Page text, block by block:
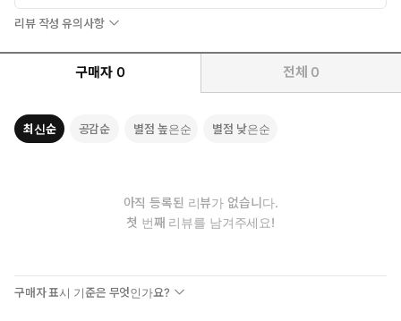
리뷰 작성 유의사항
구매자 0 전체 0
최신순 공감순 별점 높은순 별점 낮은순
아직 등록된 리뷰가 없습니다.
첫 번째 리뷰를 남겨주세요!
구매자 표시 기준은 무엇인가요?